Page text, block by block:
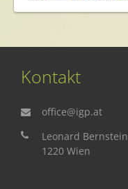
IGP Kamingespräch
Kontakt
office@igp.at
Leonard
1220 Wien